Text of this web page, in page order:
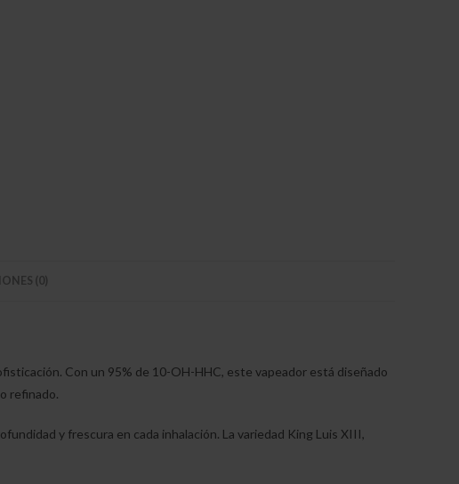
(0)
Con un 95% de 10-OH-HHC, este vapeador está diseñado
refinado.
y frescura en cada inhalación. La variedad King Luis XIII,